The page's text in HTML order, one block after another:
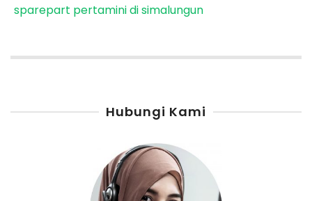
sparepart pertamini di simalungun
Hubungi Kami